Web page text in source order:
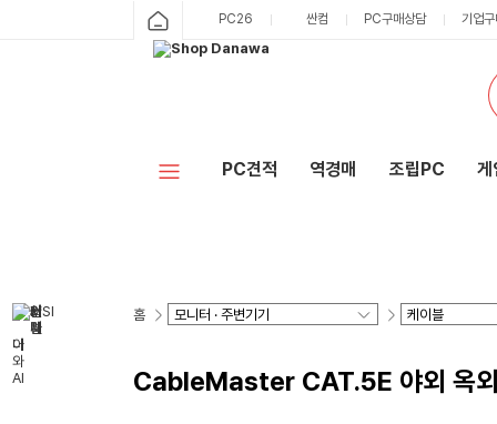
PC26 싼컴 PC구매상담 기업
PC견적 역경매 조립PC 게
홈
CableMaster CAT.5E 야외 옥